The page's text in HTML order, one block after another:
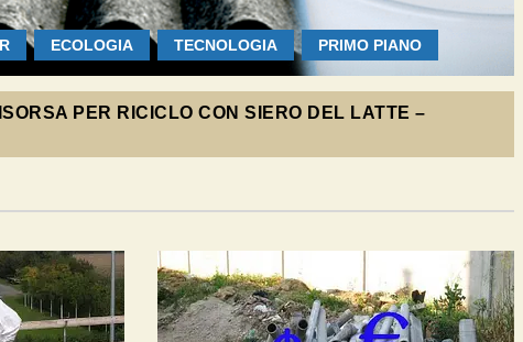
ECOLOGIA TECNOLOGIA PRIMO PIANO
PER RICICLO CON SIERO DEL LATTE –